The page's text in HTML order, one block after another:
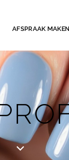
AFSPRAAK MAKEN